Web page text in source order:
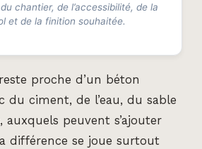
chantier, de l’accessibilité, de la
et de la finition souhaitée.
proche d’un béton
du ciment, de l’eau, du sable
auxquels peuvent s’ajouter
différence se joue surtout